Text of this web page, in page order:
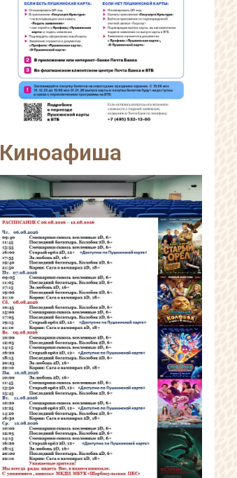
Киноафиша